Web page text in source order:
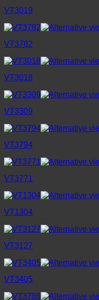
VT3019
VT3782
VT3018
VT3309
VT3794
VT3771
VT1304
VT3127
VT3405